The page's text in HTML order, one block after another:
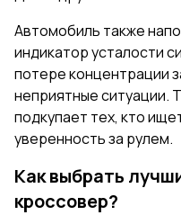
Автомобиль также
индикатор усталости
потере концентрации
неприятные ситуации.
подкупает тех, кто
уверенность за рулем.
Как выбрать
кроссовер?